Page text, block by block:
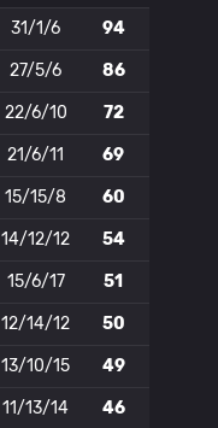
31/1/6 94
27/5/6 86
22/6/10 72
21/6/11 69
15/15/8 60
14/12/12 54
15/6/17 51
12/14/12 50
13/10/15 49
11/13/14 46